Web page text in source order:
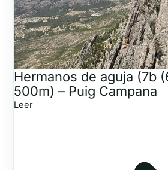
Hermanos de aguja (7b
500m) – Puig Campana
Leer